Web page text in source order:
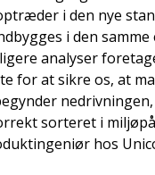
i den nye
i den samme
analyser
for at sikre os, at
nedrivningen,
sorteret i
hos